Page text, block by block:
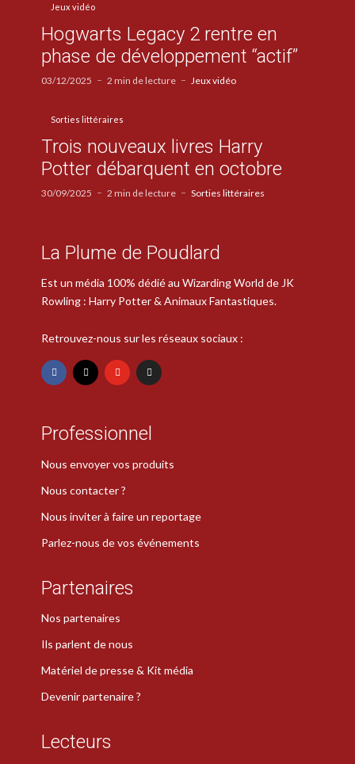
Jeux vidéo
Hogwarts Legacy 2 rentre en
phase de développement “actif”
03/12/2025 2 min de lecture Jeux vidéo
Sorties littéraires
Trois nouveaux livres Harry
Potter débarquent en octobre
30/09/2025 2 min de lecture Sorties littéraires
La Plume de Poudlard
Est un média 100% dédié au Wizarding World de JK
Rowling : Harry Potter & Animaux Fantastiques.
Retrouvez-nous sur les réseaux sociaux :
Professionnel
Nous envoyer vos produits
Nous contacter ?
Nous inviter à faire un reportage
Parlez-nous de vos événements
Partenaires
Nos partenaires
Ils parlent de nous
Matériel de presse & Kit média
Devenir partenaire ?
Lecteurs